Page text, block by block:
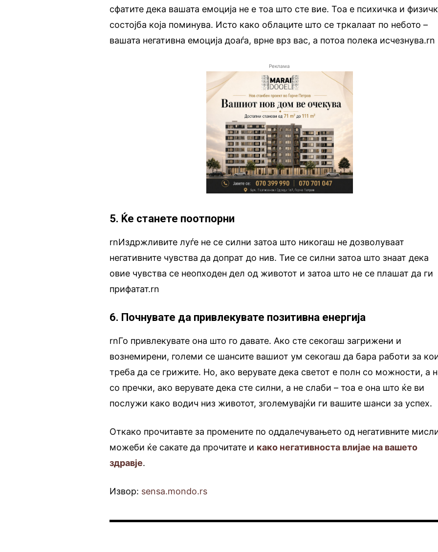
сфатите дека вашата емоција не е тоа што сте вие. Тоа е психичка и
состојба која поминува. Исто како облаците што се тркалаат по небото –
вашата негативна емоција доаѓа, врне врз вас, а потоа полека исчезнува.rn
Реклама
5. Ќе станете поотпорни
rnИздржливите луѓе не се силни затоа што никогаш не дозволуваат
негативните чувства да допрат до нив. Тие се силни затоа што знаат дека
овие чувства се неопходен дел од животот и затоа што не се плашат да ги
прифатат.rn
6. Почнувате да привлекувате позитивна енергија
rnГо привлекувате она што го давате. Ако сте секогаш загрижени и
вознемирени, големи се шансите вашиот ум секогаш да бара работи за
треба да се грижите. Но, ако верувате дека светот е полн со можности, а
со пречки, ако верувате дека сте силни, а не слаби – тоа е она што ќе ви
послужи како водич низ животот, зголемувајќи ги вашите шанси за успех.
Откако прочитавте за промените по оддалечувањето од негативните
можеби ќе сакате да прочитате и како негативноста влијае на вашето
здравје.
Извор: sensa.mondo.rs